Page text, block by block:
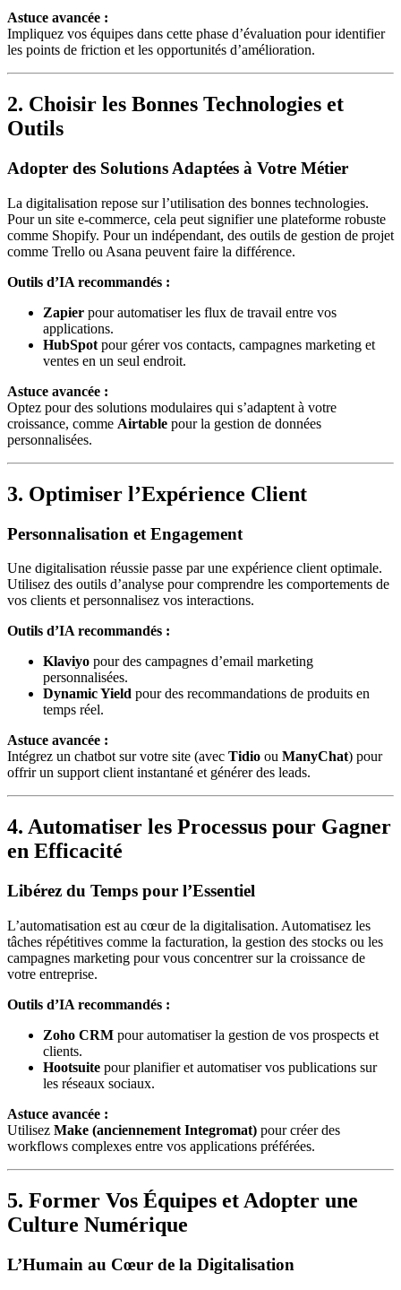
Astuce avancée :
Impliquez vos équipes dans cette phase d’évaluation pour identifier
les points de friction et les opportunités d’amélioration.
2. Choisir les Bonnes Technologies et
Outils
Adopter des Solutions Adaptées à Votre Métier
La digitalisation repose sur l’utilisation des bonnes technologies.
Pour un site e-commerce, cela peut signifier une plateforme robuste
comme Shopify. Pour un indépendant, des outils de gestion de projet
comme Trello ou Asana peuvent faire la différence.
Outils d’IA recommandés :
Zapier pour automatiser les flux de travail entre vos
applications.
HubSpot pour gérer vos contacts, campagnes marketing et
ventes en un seul endroit.
Astuce avancée :
Optez pour des solutions modulaires qui s’adaptent à votre
croissance, comme Airtable pour la gestion de données
personnalisées.
3. Optimiser l’Expérience Client
Personnalisation et Engagement
Une digitalisation réussie passe par une expérience client optimale.
Utilisez des outils d’analyse pour comprendre les comportements de
vos clients et personnalisez vos interactions.
Outils d’IA recommandés :
Klaviyo pour des campagnes d’email marketing
personnalisées.
Dynamic Yield pour des recommandations de produits en
temps réel.
Astuce avancée :
Intégrez un chatbot sur votre site (avec Tidio ou ManyChat) pour
offrir un support client instantané et générer des leads.
4. Automatiser les Processus pour Gagner
en Efficacité
Libérez du Temps pour l’Essentiel
L’automatisation est au cœur de la digitalisation. Automatisez les
tâches répétitives comme la facturation, la gestion des stocks ou les
campagnes marketing pour vous concentrer sur la croissance de
votre entreprise.
Outils d’IA recommandés :
Zoho CRM pour automatiser la gestion de vos prospects et
clients.
Hootsuite pour planifier et automatiser vos publications sur
les réseaux sociaux.
Astuce avancée :
Utilisez Make (anciennement Integromat) pour créer des
workflows complexes entre vos applications préférées.
5. Former Vos Équipes et Adopter une
Culture Numérique
L’Humain au Cœur de la Digitalisation